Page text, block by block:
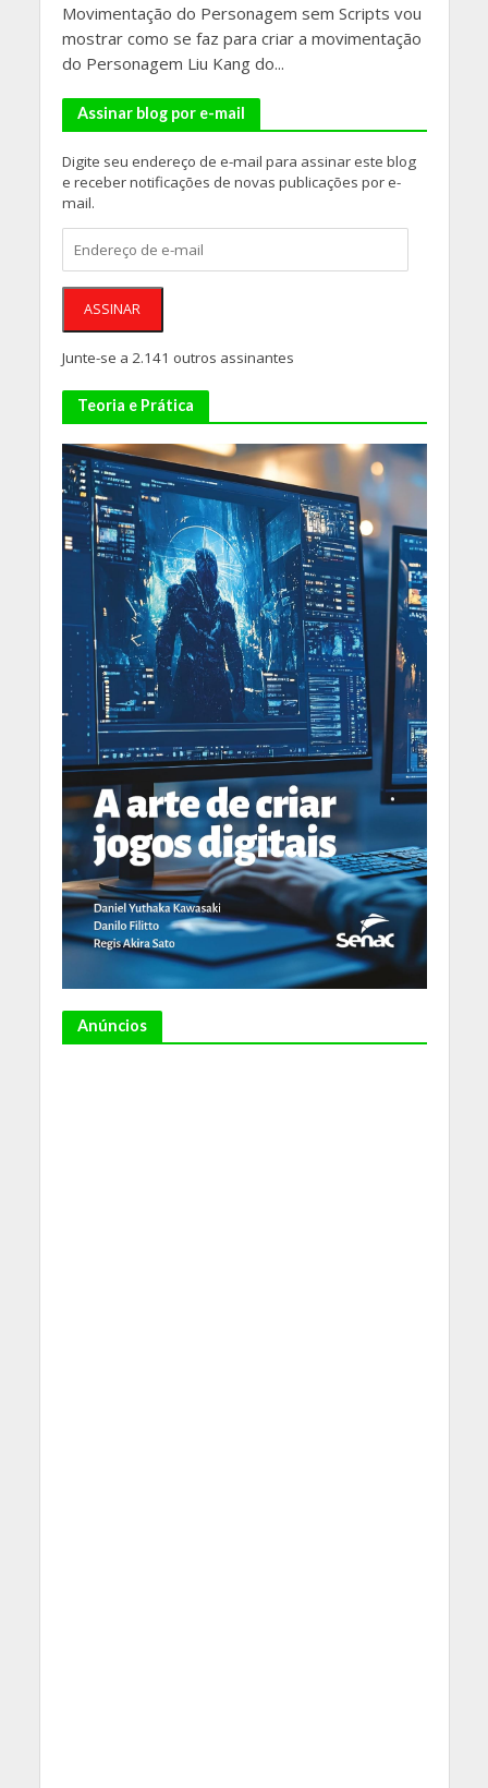
Movimentação do Personagem sem Scripts vou
mostrar como se faz para criar a movimentação
do Personagem Liu Kang do...
Assinar blog por e-mail
Digite seu endereço de e-mail para assinar este blog
e receber notificações de novas publicações por e-
mail.
de
e-
ASSINAR
Junte-se a 2.141 outros assinantes
Teoria e Prática
Anúncios